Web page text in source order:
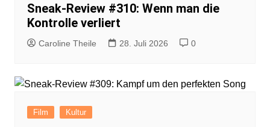
Sneak-Review #310: Wenn man die
Kontrolle verliert
Caroline Theile 28. Juli 2026 0
Film Kultur